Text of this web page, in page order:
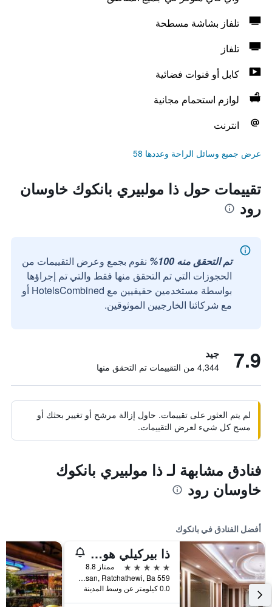
تلفاز بشاشة مسطحة
تلفاز
كابل أو قنوات فضائية
لوازم استحمام مجانية
انترنت
عرض جميع وسائل الراحة وعددها 58
تقييمات حول ذا مولبيري بانكوك خاوسان
رود
تم التحقق منه 100%
نقوم بجمع وعرض التقييمات من
الحجوزات التي تم التحقق منها فقط والتي تم إجراؤها
بواسطة مستخدمين حقيقيين مع HotelsCombined أو
مع شركائنا الخارجيين الموثوقين.
7.9 جيد
4,344 من التقييمات تم التحقق منها
لم يتم العثور على تقييمات. حاول إزالة مرشح أو تغيير بحثك أو
مسح كل شيء لعرض التقييمات.
فنادق مشابهة لـ ذا مولبيري بانكوك
خاوسان رود
أفضل الفنادق في بانكوك
ذا بيركيلي هوتل براتونام
5 نجوم
ممتاز 8.8
559 Ratcharaprarop Rd., Makkasan, Ratchathewi, Ba, بانكوك, تايلاند
0.0 كيلومتر عن وسط المدينة